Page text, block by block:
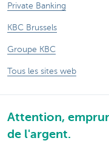
Private Banking
KBC Brussels
Groupe KBC
Tous les sites web
Attention,
de l'argent.